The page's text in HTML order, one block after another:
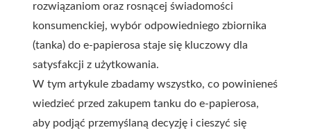
rozwiązaniom oraz rosnącej świadomości
konsumenckiej, wybór odpowiedniego zbiornika
(tanka) do e-papierosa staje się kluczowy dla
satysfakcji z użytkowania.
W tym artykule zbadamy wszystko, co powinieneś
wiedzieć przed zakupem tanku do e-papierosa,
aby podjąć przemyślaną decyzję i cieszyć się